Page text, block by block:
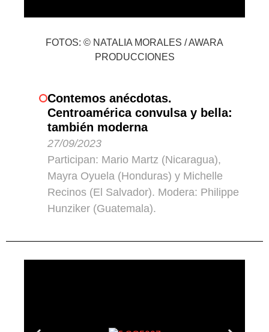
FOTOS: © NATALIA MORALES / AWARA
PRODUCCIONES
Contemos anécdotas.
Centroamérica convulsa y bella:
también moderna
27/09/2023
Participan: Mario Martz (Nicaragua),
Mayra Oyuela (Honduras) y Michelle
Recinos (El Salvador). Modera: Philippe
Hunziker (Guatemala).